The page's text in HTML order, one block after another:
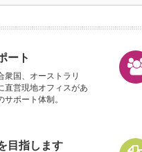
ート
衆国、オーストラリ
直営現地オフィスがあ
サポート体制。
目指します